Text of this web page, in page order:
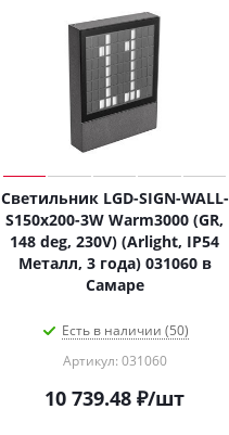
Светильник LGD-SIGN-WALL-
S150x200-3W Warm3000 (GR,
148 deg, 230V) (Arlight, IP54
Металл, 3 года) 031060 в
Самаре
Есть в наличии (50)
Артикул: 031060
10 739.48 ₽/шт